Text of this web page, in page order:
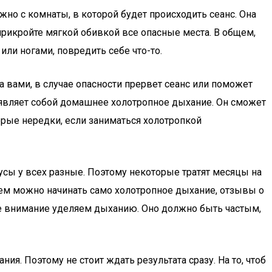
с комнаты, в которой будет происходить сеанс. Она
мягкой обивкой все опасные места. В общем,
ногами, повредить себе что-то.
вами, в случае опасности прервет сеанс или поможет
собой домашнее холотропное дыхание. Он сможет
нередки, если заниматься холотропкой
у всех разные. Поэтому некоторые тратят месяцы на
можно начинать само холотропное дыхание, отзывы о
внимание уделяем дыханию. Оно должно быть частым,
Поэтому не стоит ждать результата сразу. На то, чтоб